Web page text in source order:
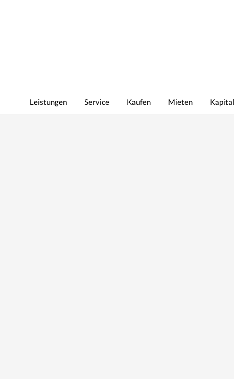
Leistungen Service Kaufen Mieten